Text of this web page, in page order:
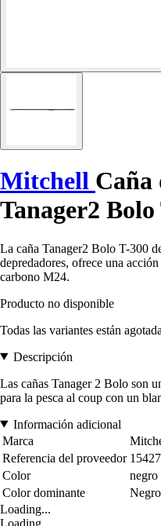
Mitchell Caña
Tanager2 Bolo
La caña Tanager2 Bolo T-300
depredadores, ofrece una
carbono M24.
Producto no disponible
Todas las variantes están
Descripción
Las cañas Tanager 2 Bolo son
para la pesca al coup con un
Información adicional
Marca
Referencia del proveedor
Color
negro
Color dominante
Negro
Loading...
Loading...